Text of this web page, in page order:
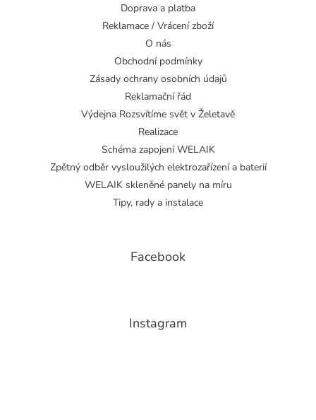
Doprava a platba
Reklamace / Vrácení zboží
O nás
Obchodní podmínky
Zásady ochrany osobních údajů
Reklamační řád
Výdejna Rozsvítíme svět v Želetavě
Realizace
Schéma zapojení WELAIK
Zpětný odběr vysloužilých elektrozařízení a baterií
WELAIK skleněné panely na míru
Tipy, rady a instalace
Facebook
Instagram